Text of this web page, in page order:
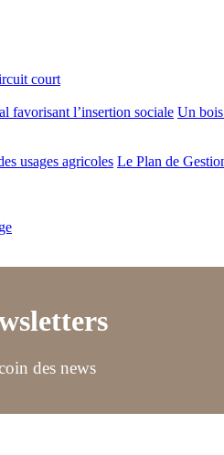
court
favorisant l’insertion sociale Un
usages agricoles Le Plan de
des news